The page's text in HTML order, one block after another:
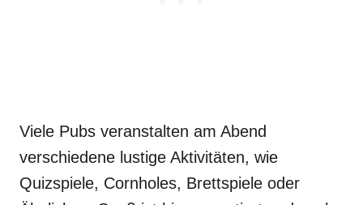
Viele Pubs veranstalten am Abend
verschiedene lustige Aktivitäten, wie
Quizspiele, Cornholes, Brettspiele oder